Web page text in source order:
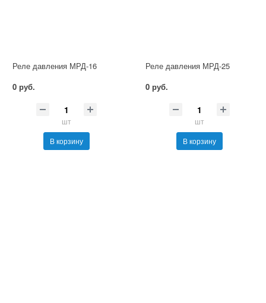
Реле давления МРД-16
0 руб.
шт
В корзину
Реле давления МРД-25
0 руб.
шт
В корзину